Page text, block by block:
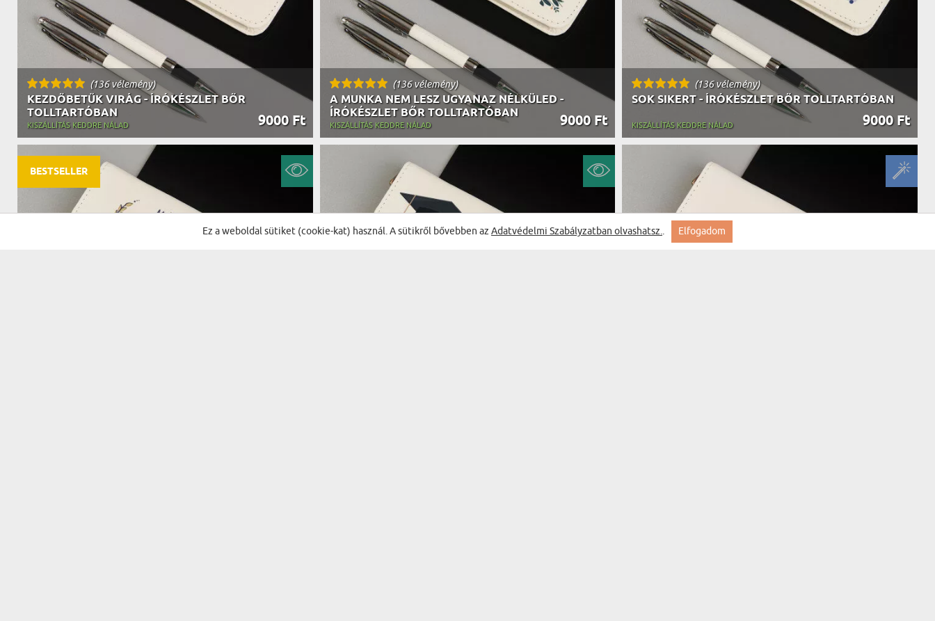
(136 vélemény)
A MUNKA NEM LESZ UGYANAZ NÉLKÜLED -
ÍRÓKÉSZLET BŐR TOLLTARTÓBAN
9000 Ft
KISZÁLLÍTÁS KEDDRE NÁLAD
(136 vélemény)
KEZDŐBETŰK VIRÁG - ÍRÓKÉSZLET BŐR
TOLLTARTÓBAN
9000 Ft
KISZÁLLÍTÁS KEDDRE NÁLAD
(136 vélemény)
SOK SIKERT - ÍRÓKÉSZLET BŐR TOLLTARTÓBAN
9000 Ft
KISZÁLLÍTÁS KEDDRE NÁLAD
BESTSELLER
Ez a weboldal sütiket (cookie-kat) használ. A sütikről bővebben az Adatvédelmi Szabályzatban olvashatsz.. Elfogadom